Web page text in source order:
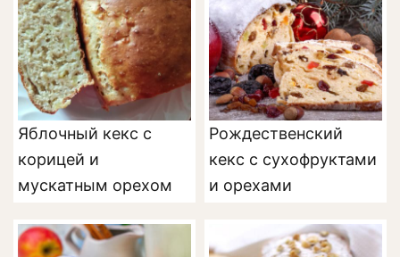
Яблочный кекс с
корицей и
мускатным орехом
Рождественский
кекс с сухофруктами
и орехами